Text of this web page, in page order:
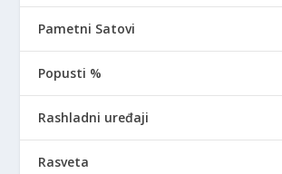
Pametni Satovi
Popusti %
Rashladni uređaji
Rasveta